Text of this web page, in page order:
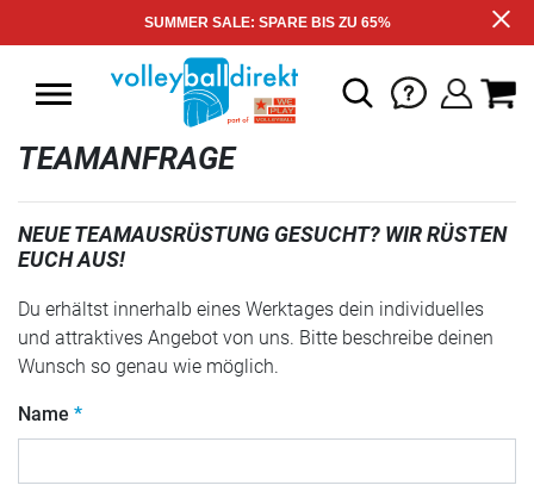
SUMMER SALE: SPARE BIS ZU 65%
TEAMANFRAGE
NEUE TEAMAUSRÜSTUNG GESUCHT? WIR RÜSTEN
EUCH AUS!
Du erhältst innerhalb eines Werktages dein individuelles
und attraktives Angebot von uns. Bitte beschreibe deinen
Wunsch so genau wie möglich.
Name